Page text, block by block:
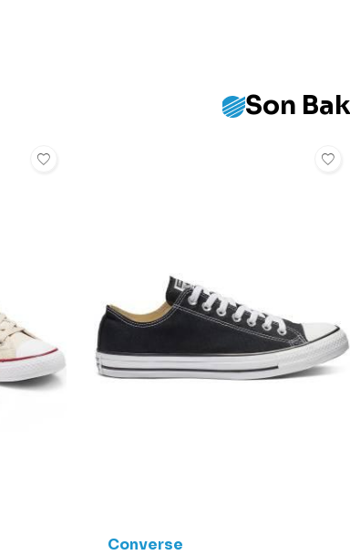
Son
Converse